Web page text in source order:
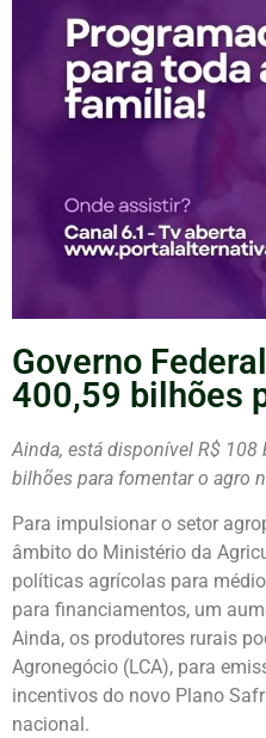
Governo
400,59 bilhões
Ainda, está disponível R$ 108
bilhões para fomentar o agro
Para impulsionar o setor
âmbito do Ministério da
políticas agrícolas para
para financiamentos, um
Ainda, os produtores rurais
Agronegócio (LCA), para
incentivos do novo Plano
nacional.